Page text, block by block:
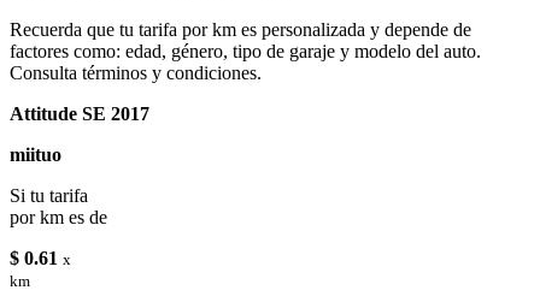
Recuerda que tu tarifa por km es personalizada y depende de
factores como: edad, género, tipo de garaje y modelo del auto.
Consulta términos y condiciones.
Attitude SE 2017
miituo
Si tu tarifa
por km es de
$ 0.61 x
km